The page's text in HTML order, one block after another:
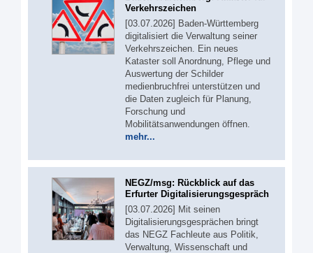
Verkehrszeichen
[03.07.2026] Baden-Württemberg
digitalisiert die Verwaltung seiner
Verkehrszeichen. Ein neues
Kataster soll Anordnung, Pflege und
Auswertung der Schilder
medienbruchfrei unterstützen und
die Daten zugleich für Planung,
Forschung und
Mobilitätsanwendungen öffnen.
mehr...
NEGZ/msg: Rückblick auf das
Erfurter Digitalisierungsgespräch
[03.07.2026] Mit seinen
Digitalisierungsgesprächen bringt
das NEGZ Fachleute aus Politik,
Verwaltung, Wissenschaft und